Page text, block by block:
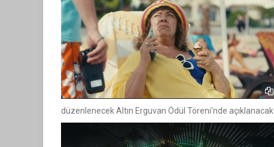
düzenlenecek Altın Erguvan Ödül Töreni'nde açıklanacak.